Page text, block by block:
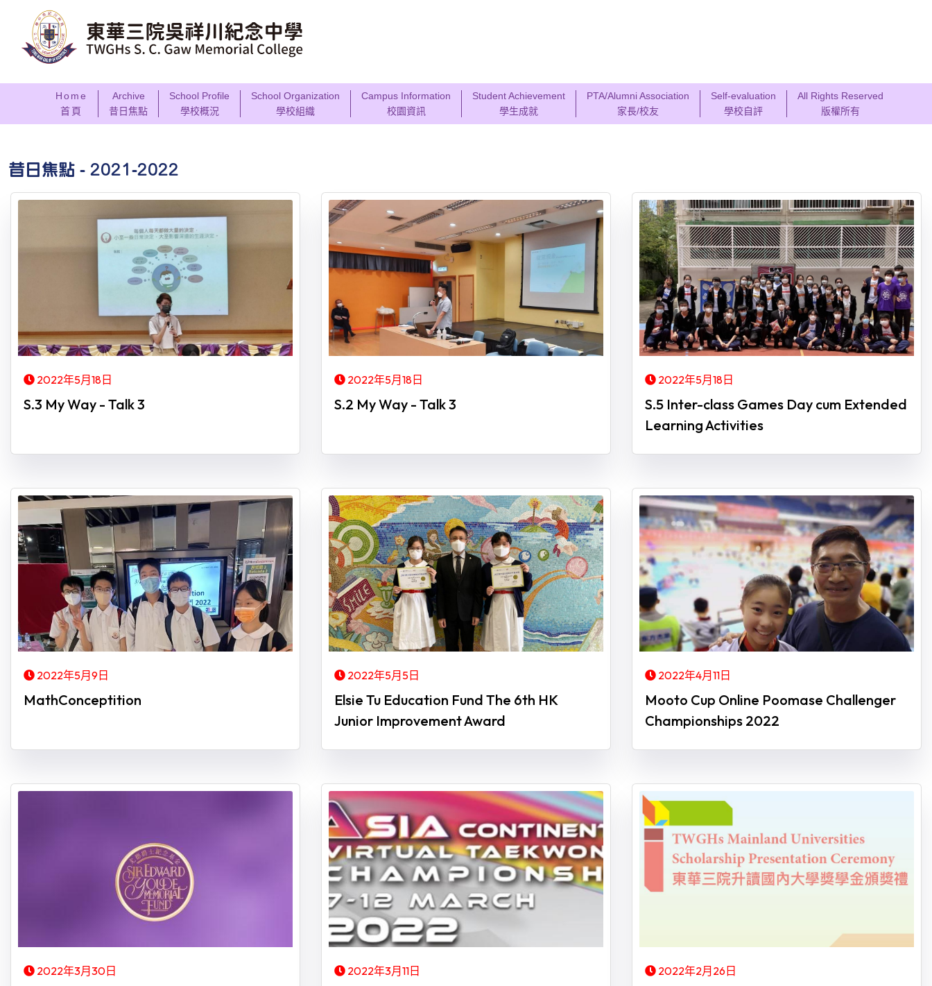
Home
首頁
Archive
昔日焦點
School Profile
學校概況
School Organization
學校組織
Campus Information
校園資訊
Student Achievement
學生成就
PTA/Alumni Association
家長/校友
Self-evaluation
學校自評
All Rights Reserved
版權所有
昔日焦點 - 2021-2022
2022年5月18日
S.3 My Way - Talk 3
2022年5月18日
S.2 My Way - Talk 3
2022年5月18日
S.5 Inter-class Games Day cum Extended
Learning Activities
2022年5月9日
MathConceptition
2022年5月5日
Elsie Tu Education Fund The 6th HK
Junior Improvement Award
2022年4月11日
Mooto Cup Online Poomase Challenger
Championships 2022
2022年3月30日 2022年3月11日 2022年2月26日